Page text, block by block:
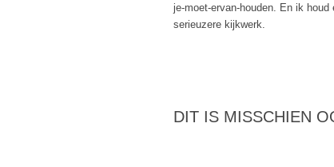
je-moet-ervan-houden. En ik houd
serieuzere kijkwerk.
DIT IS MISSCHIEN